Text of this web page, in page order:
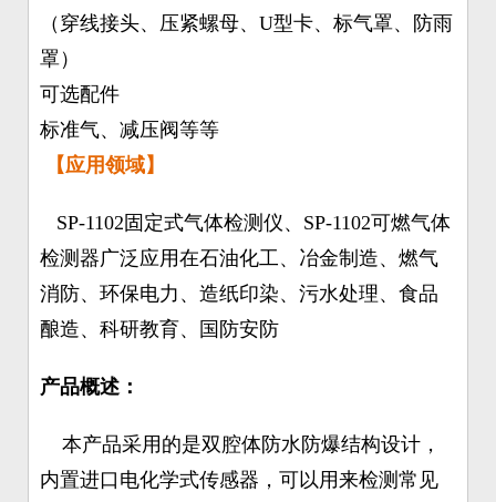
（穿线接头、压紧螺母、U型卡、标气罩、防雨
罩）
可选配件
标准气、减压阀等等
【应用领域】
SP-1102固定式气体检测仪、SP-1102可燃气体
检测器广泛应用在石油化工、冶金制造、燃气
消防、环保电力、造纸印染、污水处理、食品
酿造、科研教育、国防安防
产品概述：
本产品采用的是双腔体防水防爆结构设计，
内置进口电化学式传感器，可以用来检测常见